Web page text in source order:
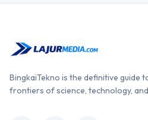
BingkaiTekno is the definitive guide
frontiers of science, technology,